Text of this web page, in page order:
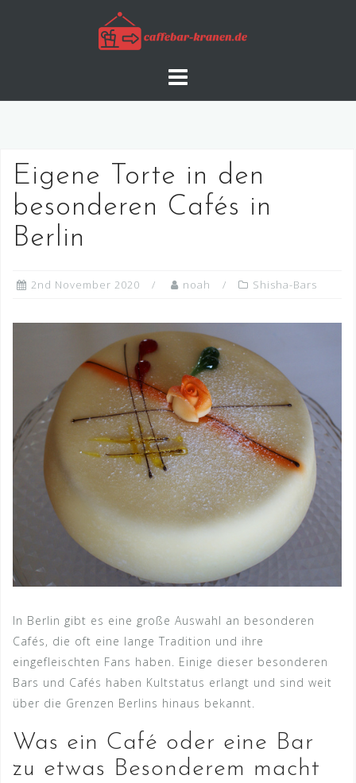
Eigene Torte in den
besonderen Cafés in
Berlin
2nd November 2020 noah Shisha-Bars
In Berlin gibt es eine große Auswahl an besonderen
Cafés, die oft eine lange Tradition und ihre
eingefleischten Fans haben. Einige dieser besonderen
Bars und Cafés haben Kultstatus erlangt und sind weit
über die Grenzen Berlins hinaus bekannt.
Was ein Café oder eine Bar
zu etwas Besonderem macht